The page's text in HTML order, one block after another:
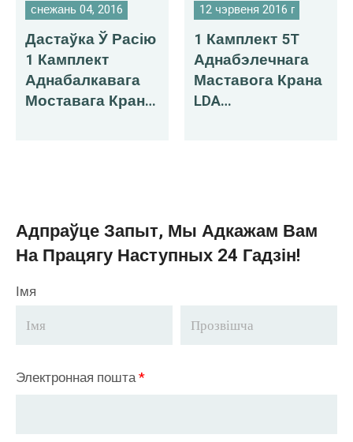
снежань 04, 2016
Дастаўка Ў Расію
1 Камплект
Аднабалкавага
Моставага Крана
12 чэрвеня 2016 г
1 Камплект 5T
Аднабэлечнага
Маставога Крана
LDA
Адпраўце Запыт, Мы Адкажам Вам
На Працягу Наступных 24 Гадзін!
Імя
Электронная пошта*